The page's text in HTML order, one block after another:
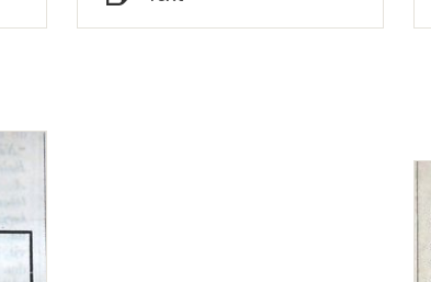
Typ